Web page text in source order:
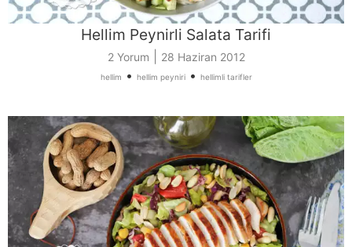
Hellim Peynirli Salata Tarifi
2 Yorum 28 Haziran 2012
hellim • hellim peyniri• hellimli tarifler